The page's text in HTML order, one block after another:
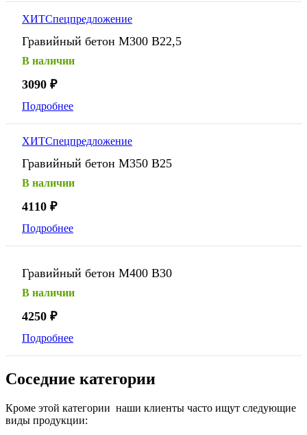
ХИТСпецпредложение
Гравийный бетон М300 В22,5
В наличии
3090 ₽
Подробнее
ХИТСпецпредложение
Гравийный бетон М350 В25
В наличии
4110 ₽
Подробнее
Гравийный бетон М400 В30
В наличии
4250 ₽
Подробнее
Соседние категории
Кроме этой категории наши клиенты часто ищут следующие
виды продукции: